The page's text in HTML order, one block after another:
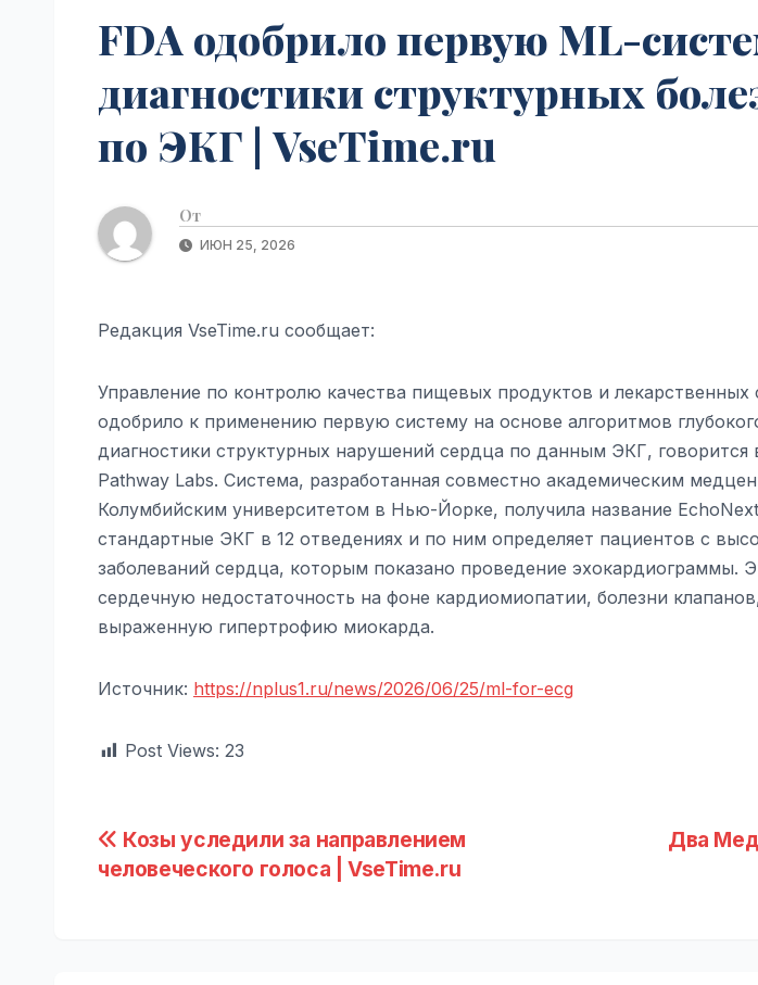
FDA одобрило первую ML-
диагностики структурных
по ЭКГ | VseTime.ru
От
ИЮН 25, 2026
Редакция VseTime.ru сообщает:
Управление по контролю качества пищевых продуктов и
одобрило к применению первую систему на основе алгоритмов
диагностики структурных нарушений сердца по данным ЭКГ, говорится
Pathway Labs. Система, разработанная совместно академическим
Колумбийским университетом в Нью-Йорке, получила название
стандартные ЭКГ в 12 отведениях и по ним определяет пациентов с
заболеваний сердца, которым показано проведение эхокардиограммы.
сердечную недостаточность на фоне кардиомиопатии, болезни
выраженную гипертрофию миокарда.
Источник: https://nplus1.ru/news/2026/06/25/ml-for-ecg
Post Views: 23
Навигация
по
Два
Козы уследили за направлением
человеческого голоса | VseTime.ru